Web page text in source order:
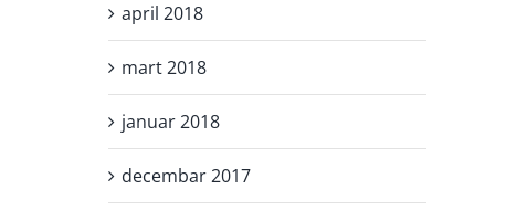
april 2018
mart 2018
januar 2018
decembar 2017